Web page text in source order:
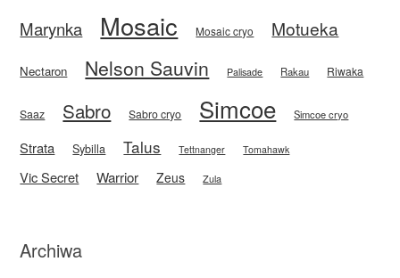
Marynka
Mosaic Mosaic cryo Motueka
Nectaron Nelson Sauvin Palisade Rakau Riwaka
Saaz Sabro Sabro cryo Simcoe Simcoe cryo
Strata Sybilla Talus Tettnanger Tomahawk
Vic Secret Warrior Zeus Zula
Archiwa